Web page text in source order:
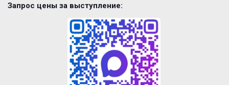
Запрос цены за выступление: